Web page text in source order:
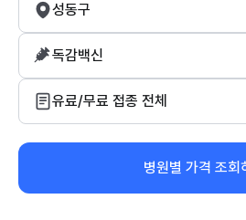
성동구
독감백신
유료/무료 접종 전체
병원별 가격 조회